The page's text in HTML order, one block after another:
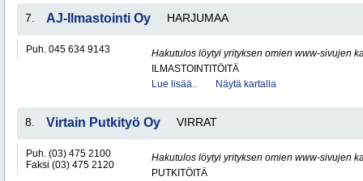
7. AJ-Ilmastointi Oy HARJUMAA
Puh. 045 634 9143
Hakutulos löytyi yrityksen omien www-sivujen
ILMASTOINTITÖITÄ
Lue lisää..
Näytä kartalla
8. Virtain Putkityö Oy VIRRAT
Puh. (03) 475 2100
Faksi (03) 475 2120
Hakutulos löytyi yrityksen omien www-sivujen
PUTKITÖITÄ